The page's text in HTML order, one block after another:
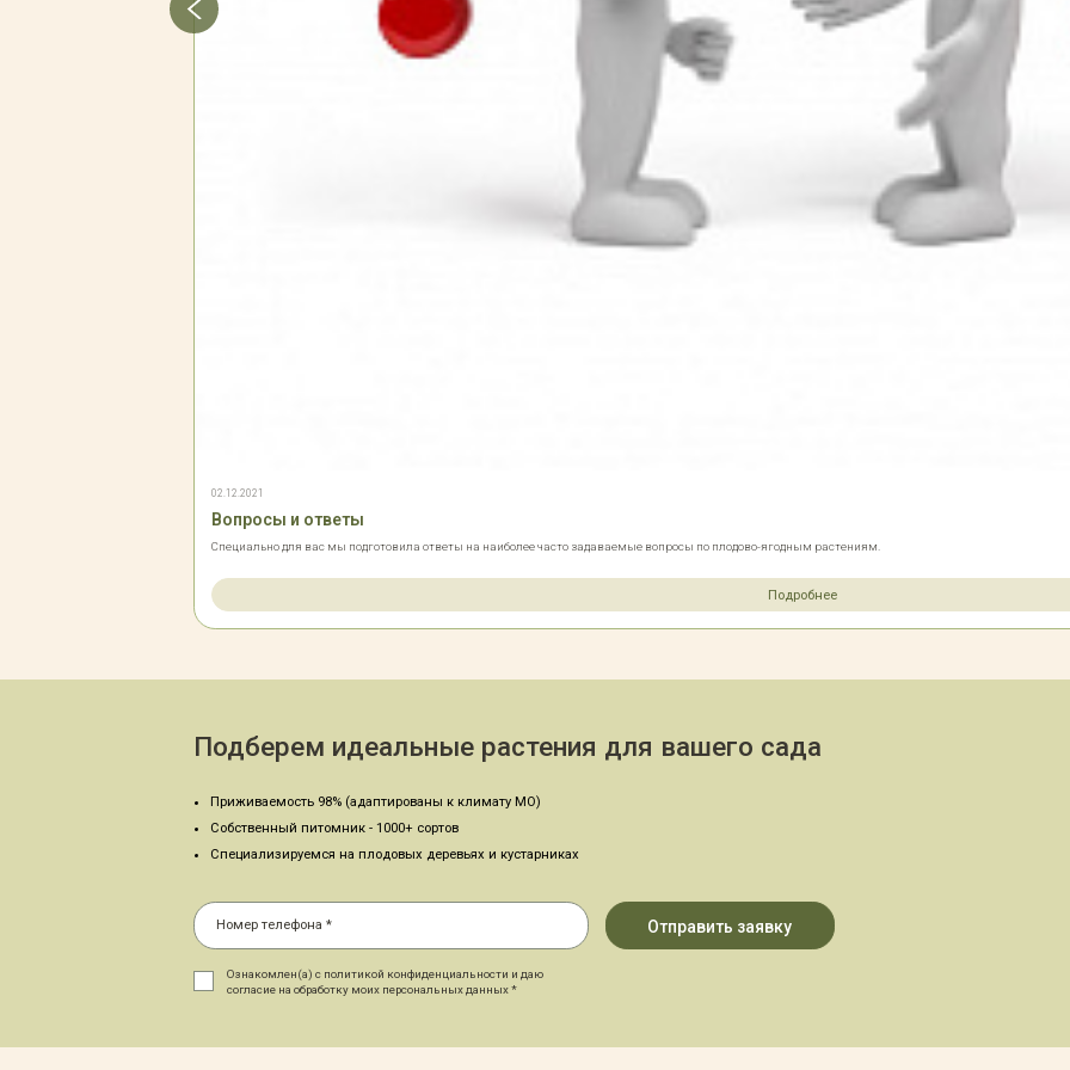
02.12.2021
Вопросы и ответы
Специально для вас мы подготовила ответы на наиболее часто задаваемые вопросы по плодово-ягодным растениям.
Подробнее
Подберем идеальные растения для вашего сада
Приживаемость 98% (адаптированы к климату МО)
Собственный питомник - 1000+ сортов
Специализируемся на плодовых деревьях и кустарниках
Ознакомлен(а) с политикой конфиденциальности и даю
согласие на обработку моих персональных данных *